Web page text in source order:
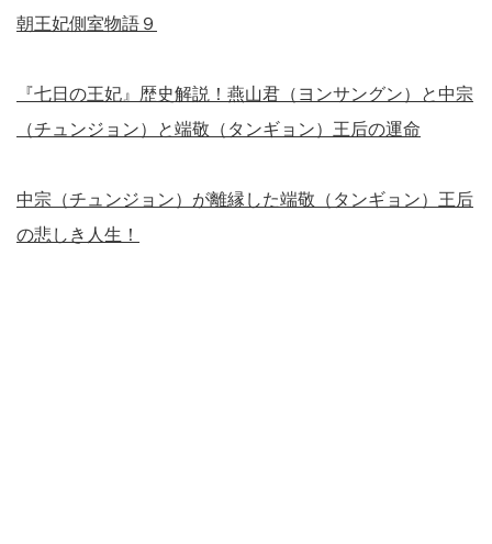
朝王妃側室物語９
『七日の王妃』歴史解説！燕山君（ヨンサングン）と中宗
（チュンジョン）と端敬（タンギョン）王后の運命
中宗（チュンジョン）が離縁した端敬（タンギョン）王后
の悲しき人生！